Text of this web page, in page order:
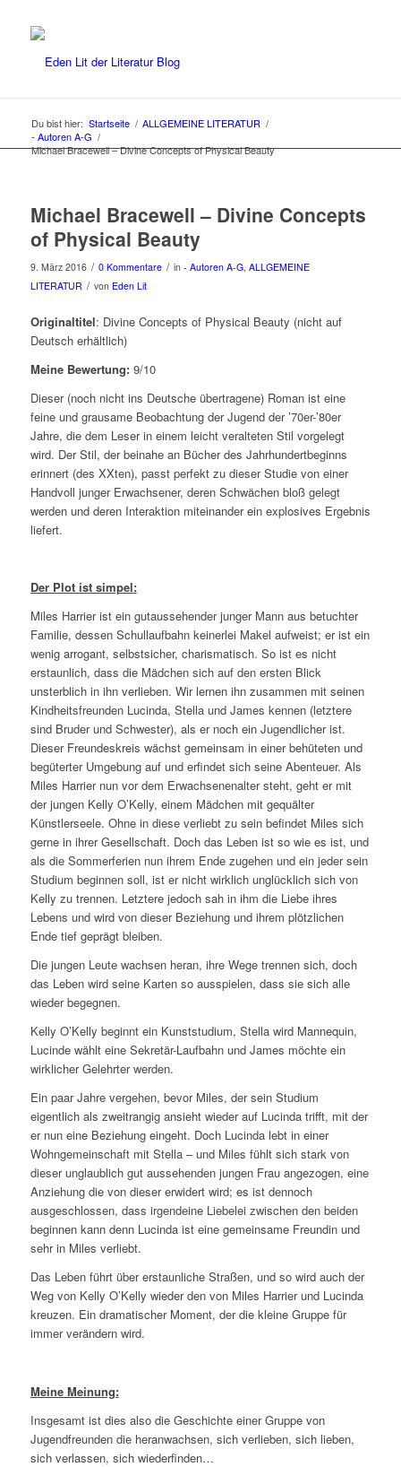
Du bist hier: Startseite / ALLGEMEINE LITERATUR /
- Autoren A-G /
Michael Bracewell – Divine Concepts of Physical Beauty
Michael Bracewell – Divine Concepts
of Physical Beauty
9. März 2016 / 0 Kommentare / in - Autoren A-G, ALLGEMEINE
LITERATUR / von Eden Lit
Originaltitel: Divine Concepts of Physical Beauty (nicht auf
Deutsch erhältlich)
Meine Bewertung: 9/10
Dieser (noch nicht ins Deutsche übertragene) Roman ist eine
feine und grausame Beobachtung der Jugend der ’70er-’80er
Jahre, die dem Leser in einem leicht veralteten Stil vorgelegt
wird. Der Stil, der beinahe an Bücher des Jahrhundertbeginns
erinnert (des XXten), passt perfekt zu dieser Studie von einer
Handvoll junger Erwachsener, deren Schwächen bloß gelegt
werden und deren Interaktion miteinander ein explosives Ergebnis
liefert.
Der Plot ist simpel:
Miles Harrier ist ein gutaussehender junger Mann aus betuchter
Familie, dessen Schullaufbahn keinerlei Makel aufweist; er ist ein
wenig arrogant, selbstsicher, charismatisch. So ist es nicht
erstaunlich, dass die Mädchen sich auf den ersten Blick
unsterblich in ihn verlieben. Wir lernen ihn zusammen mit seinen
Kindheitsfreunden Lucinda, Stella und James kennen (letztere
sind Bruder und Schwester), als er noch ein Jugendlicher ist.
Dieser Freundeskreis wächst gemeinsam in einer behüteten und
begüterter Umgebung auf und erfindet sich seine Abenteuer. Als
Miles Harrier nun vor dem Erwachsenenalter steht, geht er mit
der jungen Kelly O’Kelly, einem Mädchen mit gequälter
Künstlerseele. Ohne in diese verliebt zu sein befindet Miles sich
gerne in ihrer Gesellschaft. Doch das Leben ist so wie es ist, und
als die Sommerferien nun ihrem Ende zugehen und ein jeder sein
Studium beginnen soll, ist er nicht wirklich unglücklich sich von
Kelly zu trennen. Letztere jedoch sah in ihm die Liebe ihres
Lebens und wird von dieser Beziehung und ihrem plötzlichen
Ende tief geprägt bleiben.
Die jungen Leute wachsen heran, ihre Wege trennen sich, doch
das Leben wird seine Karten so ausspielen, dass sie sich alle
wieder begegnen.
Kelly O’Kelly beginnt ein Kunststudium, Stella wird Mannequin,
Lucinde wählt eine Sekretär-Laufbahn und James möchte ein
wirklicher Gelehrter werden.
Ein paar Jahre vergehen, bevor Miles, der sein Studium
eigentlich als zweitrangig ansieht wieder auf Lucinda trifft, mit der
er nun eine Beziehung eingeht. Doch Lucinda lebt in einer
Wohngemeinschaft mit Stella – und Miles fühlt sich stark von
dieser unglaublich gut aussehenden jungen Frau angezogen, eine
Anziehung die von dieser erwidert wird; es ist dennoch
ausgeschlossen, dass irgendeine Liebelei zwischen den beiden
beginnen kann denn Lucinda ist eine gemeinsame Freundin und
sehr in Miles verliebt.
Das Leben führt über erstaunliche Straßen, und so wird auch der
Weg von Kelly O’Kelly wieder den von Miles Harrier und Lucinda
kreuzen. Ein dramatischer Moment, der die kleine Gruppe für
immer verändern wird.
Meine Meinung:
Insgesamt ist dies also die Geschichte einer Gruppe von
Jugendfreunden die heranwachsen, sich verlieben, sich lieben,
sich verlassen, sich wiederfinden…